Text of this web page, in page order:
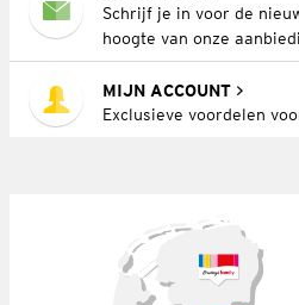
Schrijf je in voor de
hoogte van onze
MIJN ACCOUNT
Exclusieve voordelen